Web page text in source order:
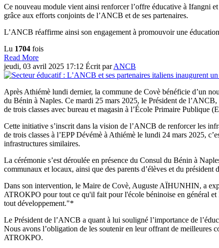
Ce nouveau module vient ainsi renforcer l’offre éducative à Ifangni
grâce aux efforts conjoints de l’ANCB et de ses partenaires.
L’ANCB réaffirme ainsi son engagement à promouvoir une
Lu 1704 fois
Read More
jeudi, 03 avril 2025 17:12 Écrit parANCB
Après Athiémè lundi dernier, la commune de Covè bénéficie d’un
du Bénin à Naples. Ce mardi 25 mars 2025, le Président de
de trois classes avec bureau et magasin à l’École Primaire Publique
Cette initiative s’inscrit dans la vision de l’ANCB de renforcer les
de trois classes à l’EPP Dévémè à Athiémè le lundi 24 mars 2025,
infrastructures similaires.
La cérémonie s’est déroulée en présence du Consul du Bénin à
communaux et locaux, ainsi que des parents d’élèves et du
Dans son intervention, le Maire de Covè, Auguste AÏHUNHIN, a
ATROKPO pour tout ce qu'il fait pour l'école béninoise en général
tout développement."*
Le Président de l’ANCB a quant à lui souligné l’importance de
Nous avons l’obligation de les soutenir en leur offrant de meilleures
ATROKPO.